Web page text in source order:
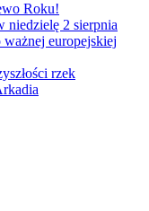
Roku!
niedzielę 2 sierpnia
europejskiej
rzek